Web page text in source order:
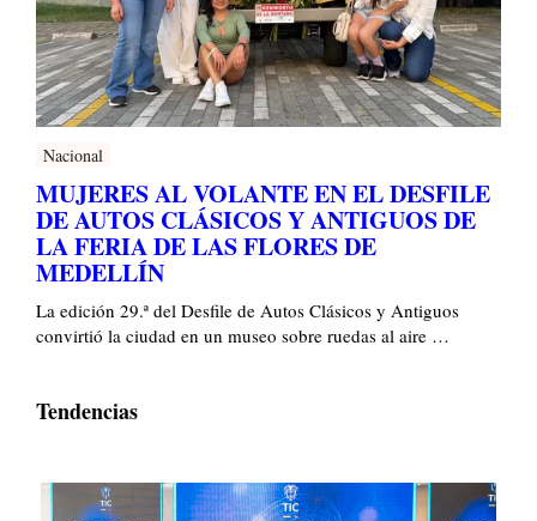
Nacional
MUJERES AL VOLANTE EN EL DESFILE
DE AUTOS CLÁSICOS Y ANTIGUOS DE
LA FERIA DE LAS FLORES DE
MEDELLÍN
La edición 29.ª del Desfile de Autos Clásicos y Antiguos
convirtió la ciudad en un museo sobre ruedas al aire …
Tendencias